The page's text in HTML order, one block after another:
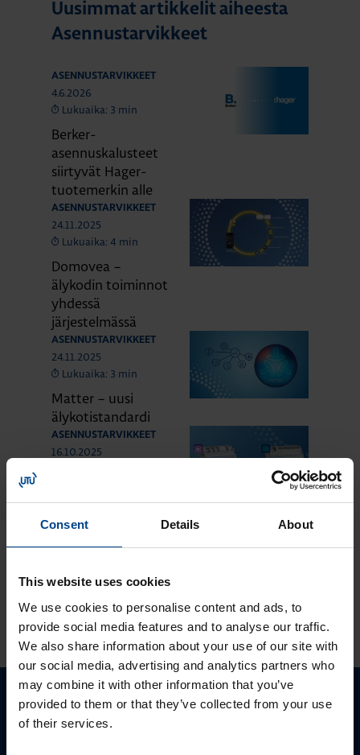
Consent Details About
This website uses cookies
We use cookies to personalise content and ads, to
provide social media features and to analyse our traffic.
We also share information about your use of our site with
our social media, advertising and analytics partners who
may combine it with other information that you’ve
provided to them or that they’ve collected from your use
of their services.
Uusimmat artikkelit aiheesta
Asennustarvikkeet
ASENNUSTARVIKKEET
4.6.2026
Lukuaika: 3 min
Berker-
asennuskalusteet
siirtyvät Hager-
tuotemerkin alle
ASENNUSTARVIKKEET
24.11.2025
Lukuaika: 4 min
Domovea –
älykodin toiminnot
yhdessä
järjestelmässä
ASENNUSTARVIKKEET
24.11.2025
Lukuaika: 3 min
Matter – uusi
älykotistandardi
ASENNUSTARVIKKEET
16.10.2025
korvaa domovea
V1:n
KATSO LISÄÄ ARTIKKELEITA
Ota yhteyttä!